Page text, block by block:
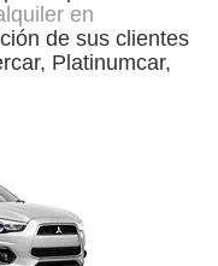
en
de sus clientes
Platinumcar,